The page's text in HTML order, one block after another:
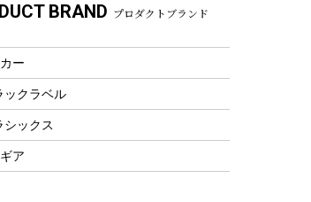
着火剤・炭
ップ、カップ
トル
ー&ミル
ンマット
ックス
、他
ット
サリー
用アクセサリー
ウェア
ティングベスト
ット
ポンプ
ター
BRAND プロダクトブランド
ー
ックラベル
シックス
ア